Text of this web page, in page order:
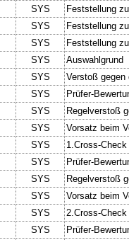
SYS
Feststellung
SYS
Feststellung
SYS
Feststellung
SYS
Auswahlgrund
SYS
Verstoß
SYS
Prüfer-
SYS
Regelverstoß
SYS
Vorsatz beim
SYS
1.Cross-
SYS
Prüfer-
SYS
Regelverstoß
SYS
Vorsatz beim
SYS
2.Cross-
SYS
Prüfer-